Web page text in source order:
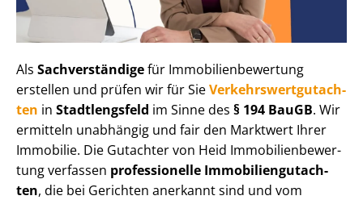
Als Sachverständigefür Im­mo­bi­li­en­be­wer­tung
erstellen und prüfen wir für SieVer­kehrs­wert­gut­ach­
ten in Stadtlengsfeld im Sinne des § 194 BauGB. Wir
ermitteln unabhängig und fair den Marktwert Ihrer
Immobilie. Die Gutachter von Heid Im­mo­bi­li­en­be­wer­
tung verfassen professionelle Im­mo­bi­li­en­gut­ach­
ten, die bei Gerichten anerkannt sind und vom